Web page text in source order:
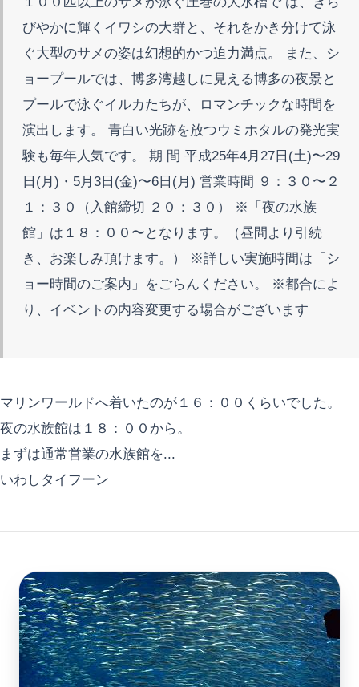
びやかに輝くイワシの大群と、それをかき分けて泳
ぐ大型のサメの姿は幻想的かつ迫力満点。 また、シ
ョープールでは、博多湾越しに見える博多の夜景と
プールで泳ぐイルカたちが、ロマンチックな時間を
演出します。 青白い光跡を放つウミホタルの発光実
験も毎年人気です。 期 間 平成25年4月27日(土)〜29
日(月)・5月3日(金)〜6日(月) 営業時間 ９：３０〜２
１：３０（入館締切 ２０：３０） ※「夜の水族
館」は１８：００〜となります。（昼間より引続
き、お楽しみ頂けます。） ※詳しい実施時間は「シ
ョー時間のご案内」をごらんください。 ※都合によ
り、イベントの内容変更する場合がございます
マリンワールドへ着いたのが１６：００くらいでした。
夜の水族館は１８：００から。
まずは通常営業の水族館を...
いわしタイフーン